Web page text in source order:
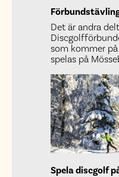
Det är andra
som kommer
spelas på
Spela discgolf